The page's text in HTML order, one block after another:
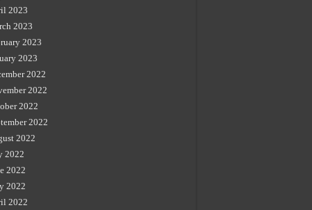
2023
2023
2023
2023
2022
2022
2022
2022
2022
2022
2022
2022
2022